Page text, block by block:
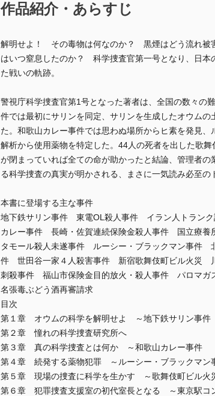
作品紹介・あらすじ
解明せよ！ その毒物は何なのか？ 黒煙はどう流れ被
はいつ窒息したのか？ 科学捜査官第一号となり、日本
た戦いの軌跡。
警視庁科学捜査官第1号となった著者は、全国の数々の
件では最初にサリンを同定、サリンを生成したオウム
た。和歌山カレー事件では思わぬ場所からヒ素を発見
解析から使用薬物を特定した。44人の死者を出した歌
が閉まっていれば全ての命が助かったと結論、管理者
る科学捜査の真実が明かされる、まさに一気読み必至の
本書に登場する主な事件
地下鉄サリン事件 東電OL殺人事件 イラン人トラン
カレー事件 長崎・佐賀連続保険金殺人事件 国立療養
タモール殺人未遂事件 ルーシー・ブラックマン事件
件 世田谷一家４人殺害事件 新宿歌舞伎町ビル火災
刺殺事件 福山市保険金目的放火・殺人事件 パロマ
名張毒ぶどう酒再審請求
目次
第１章 オウムの科学を解明せよ ～地下鉄サリン事件
第２章 憧れの科学捜査研究所へ
第３章 真の科学捜査とは何か ～和歌山カレー事件
第４章 続発する薬物犯罪 ～ルーシー・ブラックマン
第５章 現場の捜査に科学を生かす ～歌舞伎町ビル
第６章 犯罪捜査支援室の初代室長となる ～東京駅コ